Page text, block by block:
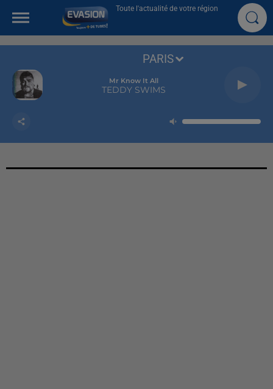
Toute l'actualité de votre région
Mr Know It All
TEDDY SWIMS
PARIS